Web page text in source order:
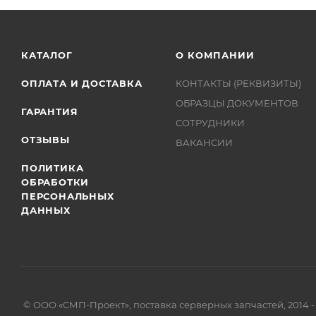
КАТАЛОГ
ОПЛАТА И ДОСТАВКА
ГАРАНТИЯ
ОТЗЫВЫ
ПОЛИТИКА
ОБРАБОТКИ
ПЕРСОНАЛЬНЫХ
ДАННЫХ
О КОМПАНИИ
КОНТАКТЫ (РЕКВИЗИТЫ)
ОБРАЗЦЫ ДОКУМЕНТОВ
СОТРУДНИКИ
ВАКАНСИИ
© ООО «СМП-Проект», поставка серверных запчастей, 2014 -